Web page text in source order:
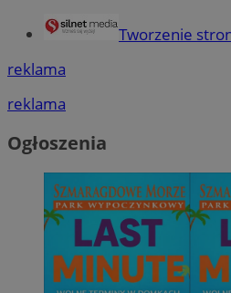
Tworzenie
reklama
reklama
Ogłoszenia